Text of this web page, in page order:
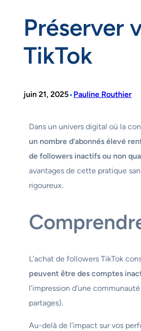
Préserver
TikTok
juin 21, 2025• Pauline Routhier
Dans un univers digital où la
un nombre d’abonnés élevé
de followers inactifs ou non
avantages de cette pratique
rigoureux.
L’achat de followers TikTok
peuvent être des comptes
l’impression d’une
partages).
Au-delà de l’impact sur vos